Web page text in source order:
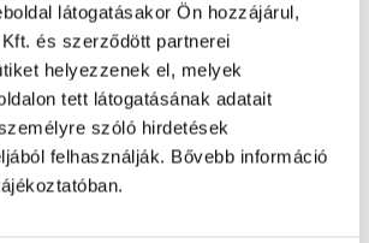
látogatásakor Ön hozzájárul,
és szerződött partnerei
helyezzenek el, melyek
tett látogatásának adatait
szóló hirdetések
felhasználják. Bővebb információ
Oldal újratöltése